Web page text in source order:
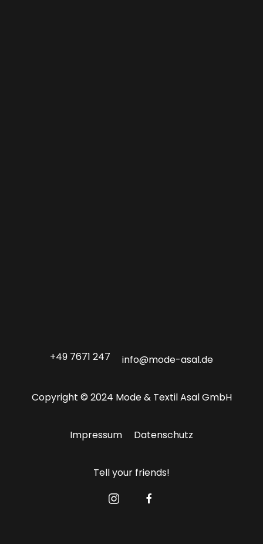
+49 7671 247 info@mode-asal.de
Copyright © 2024 Mode & Textil Asal GmbH
Impressum Datenschutz
Tell your friends!